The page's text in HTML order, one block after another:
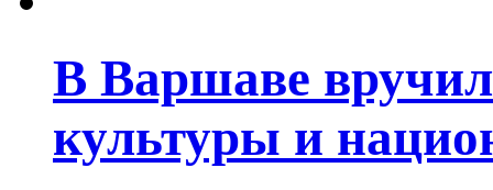
В Варшаве
культуры и